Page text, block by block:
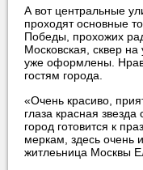
А вот центральные
проходят основные
Победы, прохожих
Московская, сквер
уже оформлены.
гостям города.
«Очень красиво,
глаза красная
город готовится к
меркам, здесь очень
житлеьница Москвы